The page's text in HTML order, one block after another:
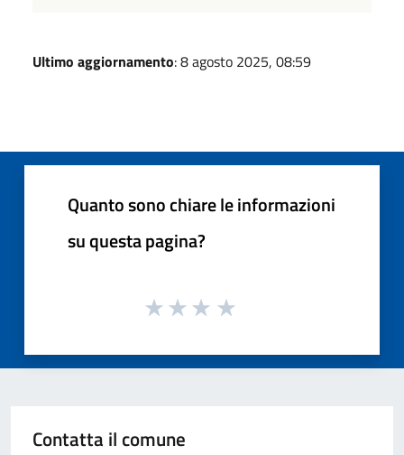
Ultimo aggiornamento: 8 agosto 2025, 08:59
Quanto sono chiare le informazioni
su questa pagina?
Contatta il comune